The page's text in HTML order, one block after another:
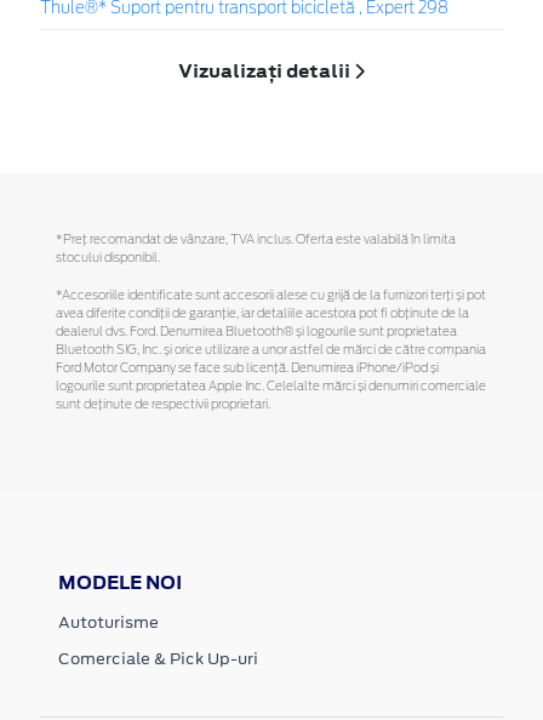
Thule®* Suport pentru transport bicicletă , Expert 298
Vizualizați detalii
*Preţ recomandat de vânzare, TVA inclus. Oferta este valabilă în limita
stocului disponibil.
*Accesoriile identificate sunt accesorii alese cu grijă de la furnizori terți și pot
avea diferite condiții de garanție, iar detaliile acestora pot fi obținute de la
dealerul dvs. Ford. Denumirea Bluetooth® și logourile sunt proprietatea
Bluetooth SIG, Inc. și orice utilizare a unor astfel de mărci de către compania
Ford Motor Company se face sub licență. Denumirea iPhone/iPod și
logourile sunt proprietatea Apple Inc. Celelalte mărci și denumiri comerciale
sunt deținute de respectivii proprietari.
MODELE NOI
Autoturisme
Comerciale & Pick Up-uri